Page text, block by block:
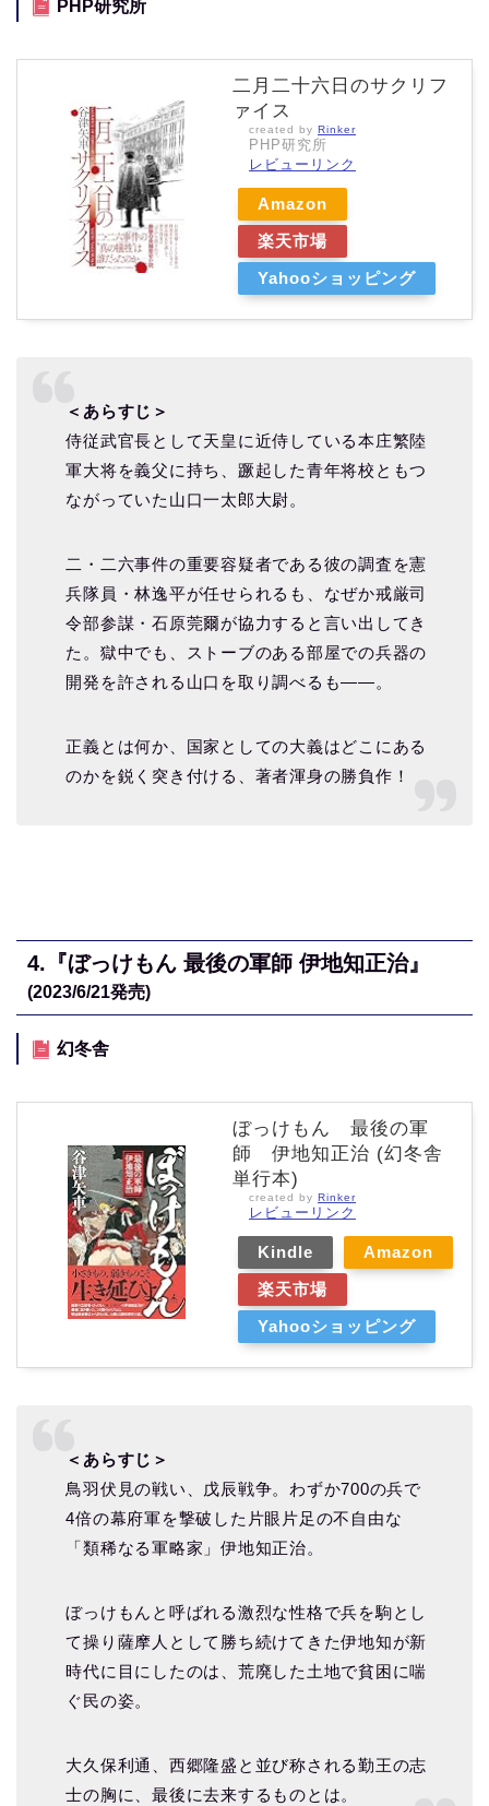
PHP研究所
二月二十六日のサクリフ
ァイス
created by Rinker
PHP研究所
レビューリンク
Amazon
楽天市場
Yahooショッピング
＜あらすじ＞
侍従武官長として天皇に近侍している本庄繁陸
軍大将を義父に持ち、蹶起した青年将校ともつ
ながっていた山口一太郎大尉。
二・二六事件の重要容疑者である彼の調査を憲
兵隊員・林逸平が任せられるも、なぜか戒厳司
令部参謀・石原莞爾が協力すると言い出してき
た。獄中でも、ストーブのある部屋での兵器の
開発を許される山口を取り調べるも――。
正義とは何か、国家としての大義はどこにある
のかを鋭く突き付ける、著者渾身の勝負作！
4. 『ぼっけもん 最後の軍師 伊地知正治』
(2023/6/21発売)
幻冬舎
ぼっけもん 最後の軍
師 伊地知正治 (幻冬舎
単行本)
created by Rinker
レビューリンク
Kindle
Amazon
楽天市場
Yahooショッピング
＜あらすじ＞
鳥羽伏見の戦い、戊辰戦争。わずか700の兵で
4倍の幕府軍を撃破した片眼片足の不自由な
「類稀なる軍略家」伊地知正治。
ぼっけもんと呼ばれる激烈な性格で兵を駒とし
て操り薩摩人として勝ち続けてきた伊地知が新
時代に目にしたのは、荒廃した土地で貧困に喘
ぐ民の姿。
大久保利通、西郷隆盛と並び称される勤王の志
士の胸に、最後に去来するものとは。